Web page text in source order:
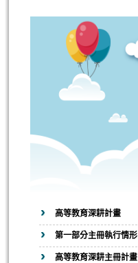
高等教育深耕計畫
第一部分主冊執行情形
高等教育深耕主冊計畫